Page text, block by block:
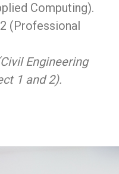
Computing).
(Professional
Engineering
1 and 2).